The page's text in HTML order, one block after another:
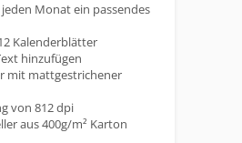
Monat ein passendes
Kalenderblätter
hinzufügen
mit mattgestrichener
von 812 dpi
aus 400g/m² Karton